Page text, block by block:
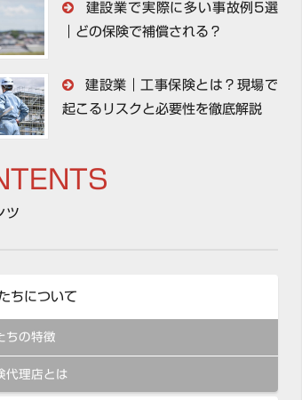
建設業で実際に多い事故例5選
｜どの保険で補償される？
建設業｜工事保険とは？現場で
起こるリスクと必要性を徹底解説
ツ
ちについて
ちの特徴
代理店とは